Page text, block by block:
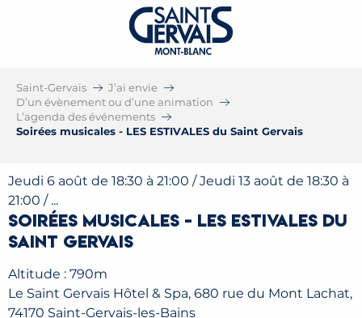
Saint-Gervais
J’ai envie
D’un évènement ou d’une animation
L’agenda des événements
Soirées musicales - LES ESTIVALES du Saint Gervais
Jeudi 6 août de 18:30 à 21:00 / Jeudi 13 août de 18:30 à
21:00 / ...
Soirées musicales - LES ESTIVALES du
Saint Gervais
Altitude : 790m
Le Saint Gervais Hôtel & Spa, 680 rue du Mont Lachat,
74170 Saint-Gervais-les-Bains